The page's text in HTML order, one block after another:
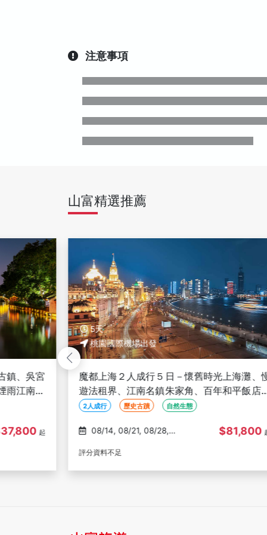
注意事項
山富精選推薦
海灘、慢
平飯店、
起
5天
桃園國際機場出發
天堂杭州２人成行５日－醉憶杭州西湖、西
湖畔下午茶、西溪美景享受安縵、兩晚法云
縵酒店
2人成行 歷史古蹟 自然生態
$81,800
評分資料不足